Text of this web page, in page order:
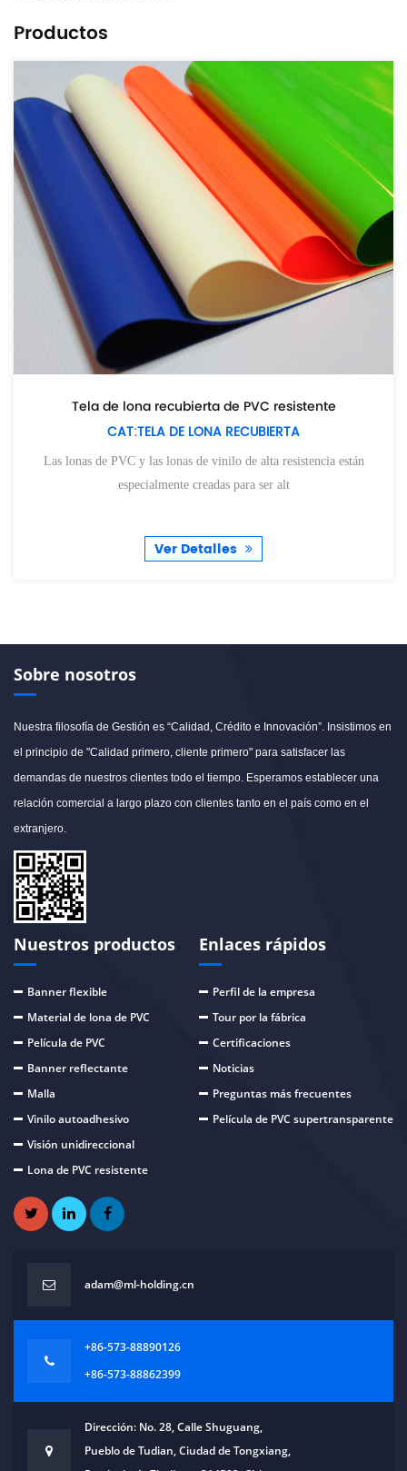
Productos
están
Tela de lona recubierta de PVC para
camión/tienda/barco
CAT:TELA DE LONA
ESTRUCTURA DE MEMBRANA E HINCHABLE La estructura
Sobre nosotros
Nuestra filosofía de Gestión es “Calidad, Crédito e Innovación”. Insistimos en
el principio de "Calidad primero, cliente primero" para satisfacer las
demandas de nuestros clientes todo el tiempo. Esperamos establecer una
relación comercial a largo plazo con clientes tanto en el país como en el
extranjero.
Nuestros productos
Banner flexible
Material de lona de PVC
Película de PVC
Banner reflectante
Malla
Vinilo autoadhesivo
Visión unidireccional
Lona de PVC resistente
Enlaces rápidos
Perfil de la empresa
Tour por la fábrica
Certificaciones
Noticias
Preguntas más frecuentes
Película de PVC supertransparente
adam@ml-holding.cn
+86-573-88890126
+86-573-88862399
Dirección: No. 28, Calle Shuguang,
Pueblo de Tudian, Ciudad de Tongxiang,